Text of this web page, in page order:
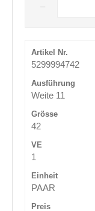
5299994742
Weite 11
42
1
PAAR